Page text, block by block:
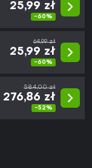
25,99 zł
-60%
64,99 zł
25,99 zł
-60%
584,00 zł
276,86 zł
-52%